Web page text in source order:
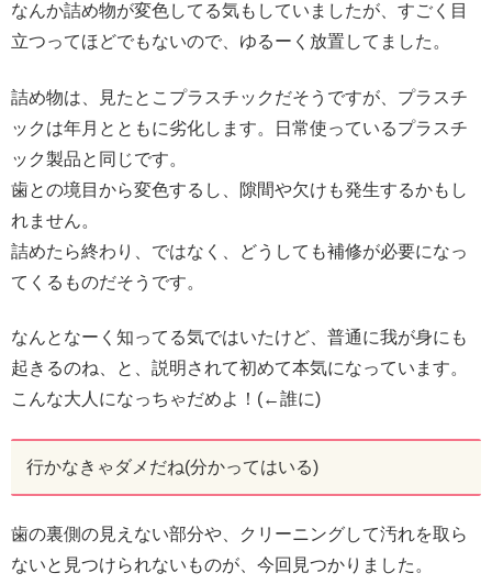
なんか詰め物が変色してる気もしていましたが、すごく目
立つってほどでもないので、ゆるーく放置してました。
詰め物は、見たとこプラスチックだそうですが、プラスチ
ックは年月とともに劣化します。日常使っているプラスチ
ック製品と同じです。
歯との境目から変色するし、隙間や欠けも発生するかもし
れません。
詰めたら終わり、ではなく、どうしても補修が必要になっ
てくるものだそうです。
なんとなーく知ってる気ではいたけど、普通に我が身にも
起きるのね、と、説明されて初めて本気になっています。
こんな大人になっちゃだめよ！(←誰に)
行かなきゃダメだね(分かってはいる)
歯の裏側の見えない部分や、クリーニングして汚れを取ら
ないと見つけられないものが、今回見つかりました。